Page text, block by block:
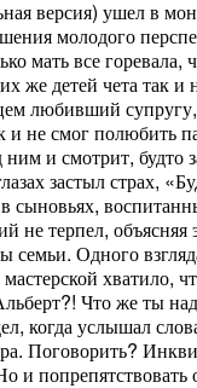
версия) ушел в
молодого
мать все горевала,
же детей чета так и
любивший
и не смог полюбить
ним и смотрит, будто
застыл страх,
сыновьях,
не терпел, объясняя
семьи. Одного
хватило,
Что же ты
когда услышал
Поговорить?
и попрепятствовать